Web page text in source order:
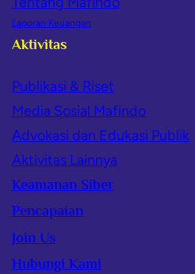
Laporan Keuangan
Aktivitas
Publikasi & Riset
Media Sosial Mafindo
Advokasi dan Edukasi Publik
Aktivitas Lainnya
Keamanan Siber
Pencapaian
Join Us
Hubungi Kami